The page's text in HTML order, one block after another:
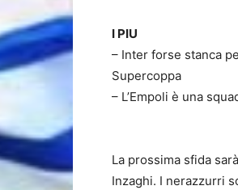
I PIU
– Inter forse stanca
Supercoppa
– L’Empoli è una
La prossima sfida
Inzaghi. I nerazzurri